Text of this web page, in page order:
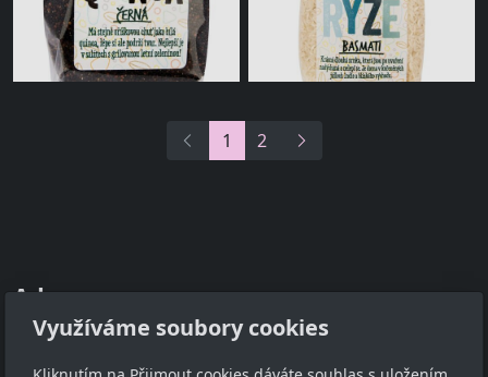
1 2
Adresa
TCM - Eruvia
Lesní 719, 34506 Kdyně
Využíváme soubory cookies